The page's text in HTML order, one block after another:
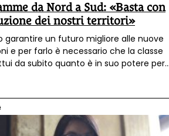
da Nord a Sud: «Basta con
dei nostri territori»
garantire un futuro migliore alle nuove
e per farlo è necessario che la classe
da subito quanto è in suo potere per
si è tenuta alla Camera dei Deputati
rilanciare l'impegno di queste donne
esponenti di comitati di tutta Italia.